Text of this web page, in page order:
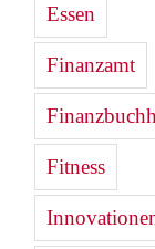
Essen
Finanzamt
Fitness